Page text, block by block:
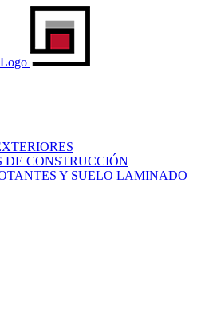
DE CONSTRUCCIÓN
Y SUELO LAMINADO